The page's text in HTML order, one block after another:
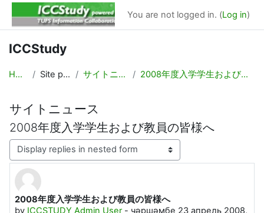
Баш эчтәлеккә күчү
You are not logged in. (Log in)
ICCStudy
Home Site pages サイトニュース 2008年度入学学生および教員の皆様へ
サイトニュース
2008年度入学学生および教員の皆様へ
Display mode
2008年度入学学生および教員の皆様へ
by ICCSTUDY Admin User- чәршәмбе 23 апрель 2008,
Number of replies: 0